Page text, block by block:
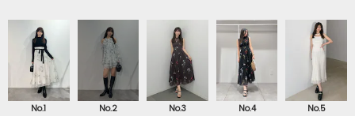
No.1 No.2 No.3 No.4 No.5